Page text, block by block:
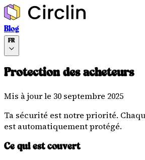
Blog
FR
Protection des acheteurs
Mis à jour le 30 septembre 2025
Ta sécurité est notre priorité.
est automatiquement protégé.
Ce qui est couvert